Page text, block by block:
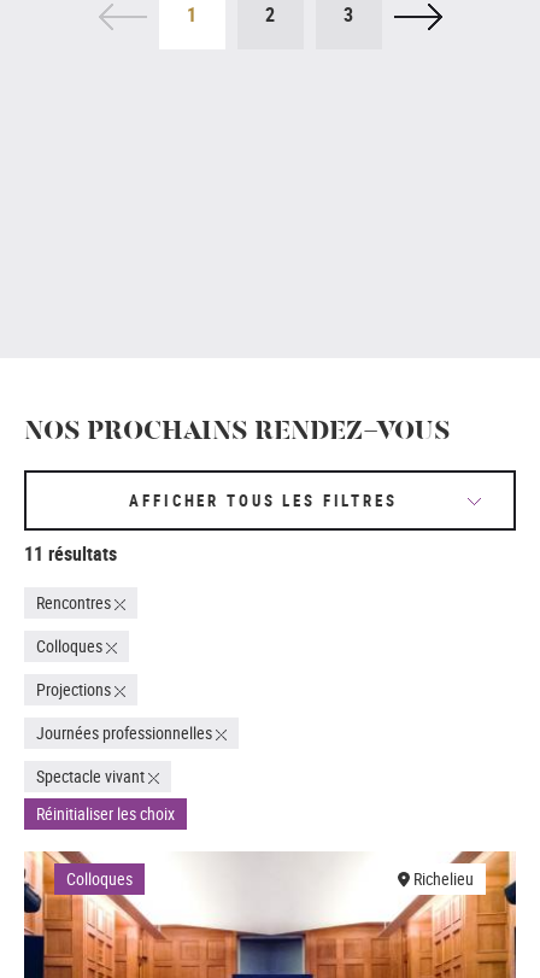
1 2 3
NOS PROCHAINS RENDEZ-VOUS
AFFICHER TOUS LES FILTRES
11 résultats
Rencontres
Colloques
Projections
Journées professionnelles
Spectacle vivant
Réinitialiser les choix
Colloques Richelieu